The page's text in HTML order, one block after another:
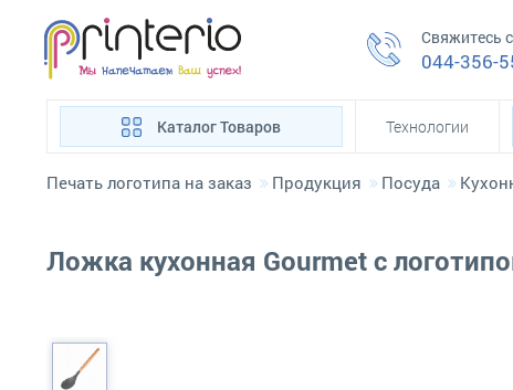
Свяжитесь
044-356-
Каталог Товаров Технологии
Печать логотипа на заказ Продукция Посуда
Ложка кухонная Gourmet с